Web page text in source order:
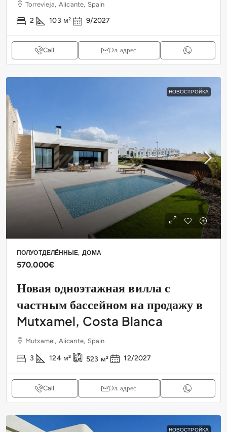
Torrevieja, Alicante, Spain
2 103 м² 9/2027
Call Эл. адрес
НОВОСТРОЙКА
ПОЛУОТДЕЛЁННЫЕ, ДОМА
570.000€
Новая одноэтажная вилла с
частным бассейном на продажу в
Mutxamel, Costa Blanca
Mutxamel, Alicante, Spain
3 124 м² 523 м² 12/2027
Call Эл. адрес
НОВОСТРОЙКА